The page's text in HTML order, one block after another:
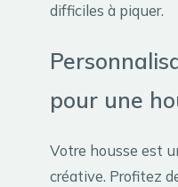
difficiles à piquer.
pour une
Votre housse est
créative. Profitez